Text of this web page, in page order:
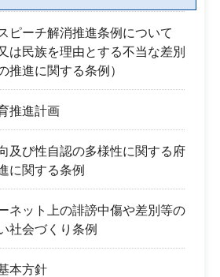
ピーチ解消推進条例について
は民族を理由とする不当な差別
推進に関する条例）
推進計画
及び性自認の多様性に関する府
に関する条例
ネット上の誹謗中傷や差別等の
社会づくり条例
本方針